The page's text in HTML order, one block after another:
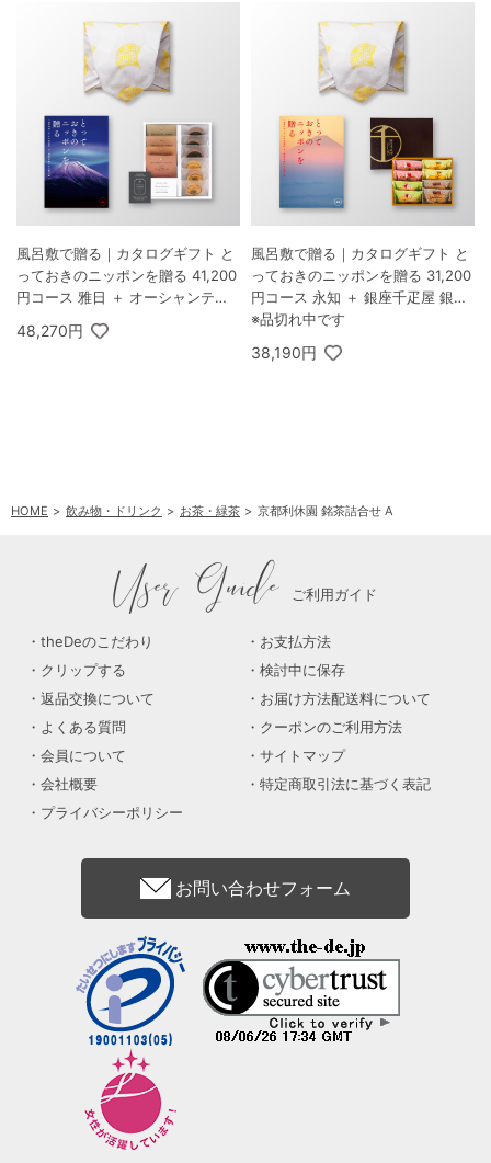
風呂敷で贈る｜カタログギフト と
っておきのニッポンを贈る 41,200
円コース 雅日 ＋ オーシャンテー
ト A
48,270円
風呂敷で贈る｜カタログギフト と
っておきのニッポンを贈る 31,200
円コース 永知 ＋ 銀座千疋屋 銀座
フルーツフィナンシェ 8個入
※品切れ中です
38,190円
HOME 飲み物・ドリンク お茶・緑茶 京都利休園 銘茶詰合せ A
User Guide ご利用ガイド
theDeのこだわり
お支払方法
クリップする
検討中に保存
返品交換について
お届け方法配送料について
よくある質問
クーポンのご利用方法
会員について
サイトマップ
会社概要
特定商取引法に基づく表記
プライバシーポリシー
お問い合わせフォーム